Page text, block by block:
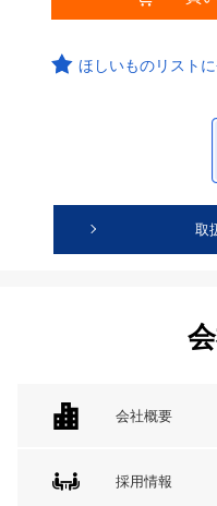
ほしいものリスト
取
会社概要
採用情報